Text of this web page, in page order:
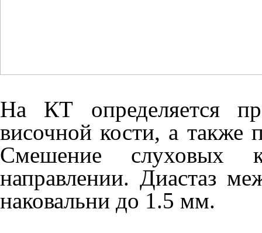
На КТ определяется
височной кости, а также
Смешение слуховых
направлении. Диастаз
наковальни до 1.5 мм.